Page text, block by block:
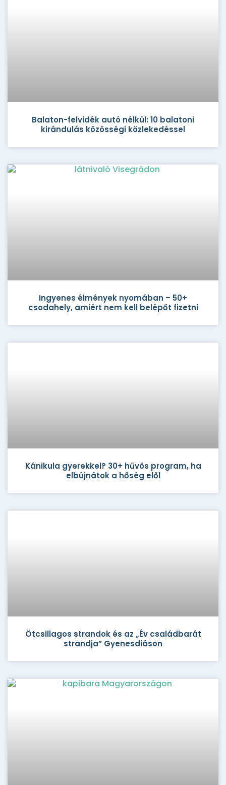
Balaton-felvidék autó nélkül: 10 balatoni
kirándulás közösségi közlekedéssel
Ingyenes élmények nyomában – 50+
csodahely, amiért nem kell belépőt fizetni
Kánikula gyerekkel? 30+ hűvös program, ha
elbújnátok a hőség elől
Ötcsillagos strandok és az „Év családbarát
strandja” Gyenesdiáson